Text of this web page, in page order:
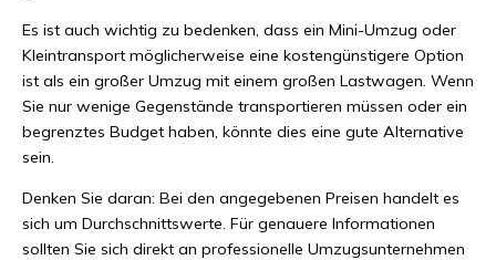
Es ist auch wichtig zu bedenken, dass ein Mini-Umzug oder
Kleintransport möglicherweise eine kostengünstigere Option
ist als ein großer Umzug mit einem großen Lastwagen. Wenn
Sie nur wenige Gegenstände transportieren müssen oder ein
begrenztes Budget haben, könnte dies eine gute Alternative
sein.
Denken Sie daran: Bei den angegebenen Preisen handelt es
sich um Durchschnittswerte. Für genauere Informationen
sollten Sie sich direkt an professionelle Umzugsunternehmen